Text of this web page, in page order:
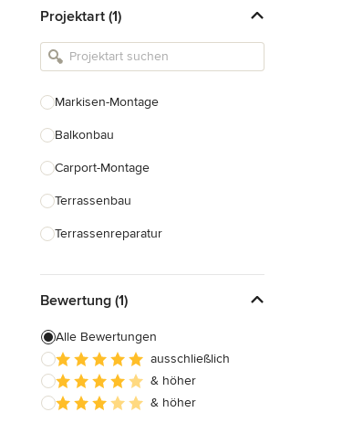
Landschaftsarchitekten
Armaturen & Sanitärbedarf
Projektart (1)
Markisen-Montage
Balkonbau
Carport-Montage
Terrassenbau
Terrassenreparatur
Terrassenüberdachung Bau
Alle anzeigen
Bewertung (1)
Alle Bewertungen
ausschließlich
& höher
& höher